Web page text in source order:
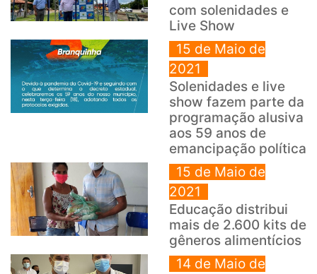
com solenidades e
Live Show
15 de Maio de
2021
Solenidades e live
show fazem parte da
programação alusiva
aos 59 anos de
emancipação política
15 de Maio de
2021
Educação distribui
mais de 2.600 kits de
gêneros alimentícios
14 de Maio de